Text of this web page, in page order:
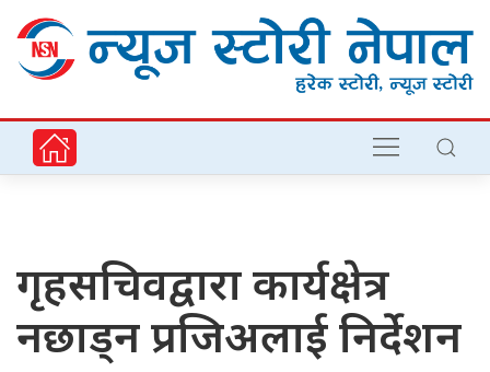
गृहसचिवद्वारा कार्यक्षेत्र
नछाड्न प्रजिअलाई निर्देशन